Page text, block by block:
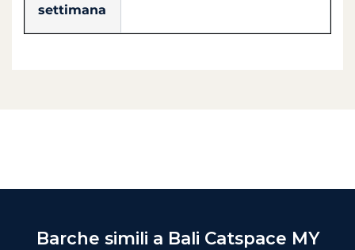
settimana
Barche simili a Bali Catspace MY